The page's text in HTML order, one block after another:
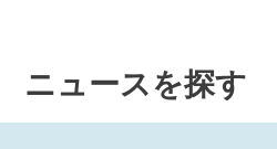
ニュースを探す